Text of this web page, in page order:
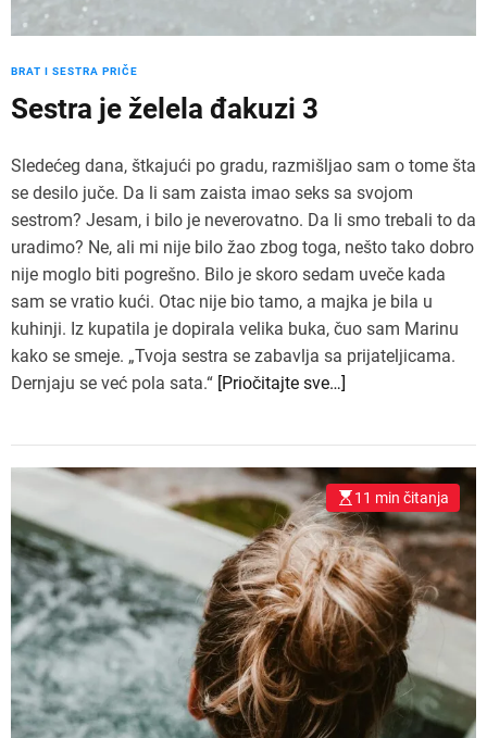
BRAT I SESTRA PRIČE
Sestra je želela đakuzi 3
Sledećeg dana, štkajući po gradu, razmišljao sam o tome šta
se desilo juče. Da li sam zaista imao seks sa svojom
sestrom? Jesam, i bilo je neverovatno. Da li smo trebali to da
uradimo? Ne, ali mi nije bilo žao zbog toga, nešto tako dobro
nije moglo biti pogrešno. Bilo je skoro sedam uveče kada
sam se vratio kući. Otac nije bio tamo, a majka je bila u
kuhinji. Iz kupatila je dopirala velika buka, čuo sam Marinu
kako se smeje. „Tvoja sestra se zabavlja sa prijateljicama.
Dernjaju se već pola sata.“ [Priočitajte sve…]
11 min čitanja